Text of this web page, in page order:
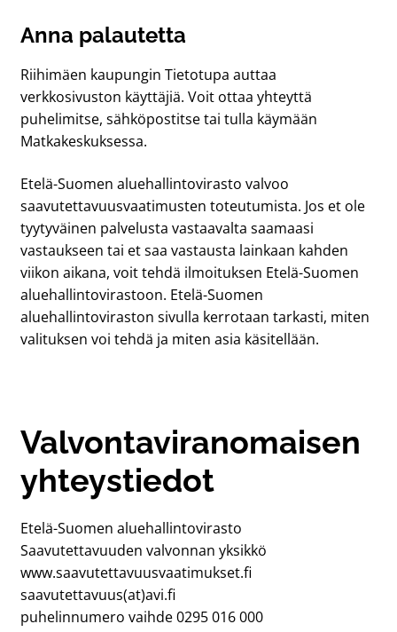
Anna palautetta
Riihimäen kaupungin Tietotupa auttaa
verkkosivuston käyttäjiä. Voit ottaa yhteyttä
puhelimitse, sähköpostitse tai tulla käymään
Matkakeskuksessa.
Etelä-Suomen aluehallintovirasto valvoo
saavutettavuusvaatimusten toteutumista. Jos et ole
tyytyväinen palvelusta vastaavalta saamaasi
vastaukseen tai et saa vastausta lainkaan kahden
viikon aikana, voit tehdä ilmoituksen Etelä-Suomen
aluehallintovirastoon. Etelä-Suomen
aluehallintoviraston sivulla kerrotaan tarkasti, miten
valituksen voi tehdä ja miten asia käsitellään.
Valvontaviranomaisen
yhteystiedot
Etelä-Suomen aluehallintovirasto
Saavutettavuuden valvonnan yksikkö
www.saavutettavuusvaatimukset.fi
saavutettavuus(at)avi.fi
puhelinnumero vaihde 0295 016 000